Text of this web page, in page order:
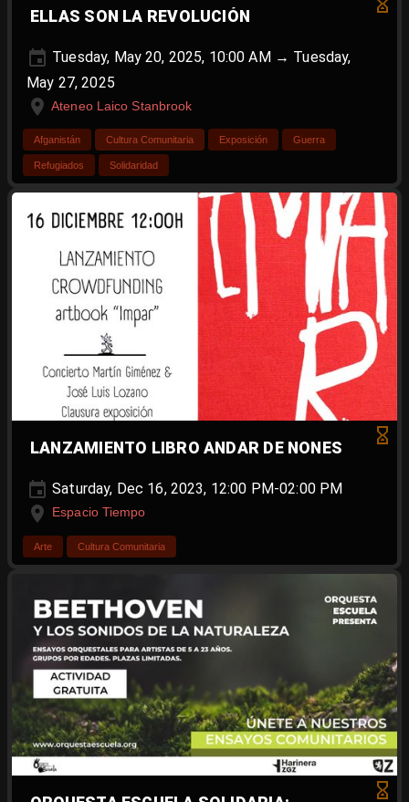
ELLAS SON LA REVOLUCIÓN
Tuesday, May 20, 2025, 10:00 AM → Tuesday,
May 27, 2025
Ateneo Laico Stanbrook
Afganistán Cultura Comunitaria Exposición Guerra
Refugiados Solidaridad
LANZAMIENTO LIBRO ANDAR DE NONES
Saturday, Dec 16, 2023, 12:00 PM-02:00 PM
Espacio Tiempo
Arte Cultura Comunitaria